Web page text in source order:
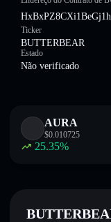
Ticker
BUTTERBEAR
Estado
Não verificado
AURA
$0.010725
25.35%